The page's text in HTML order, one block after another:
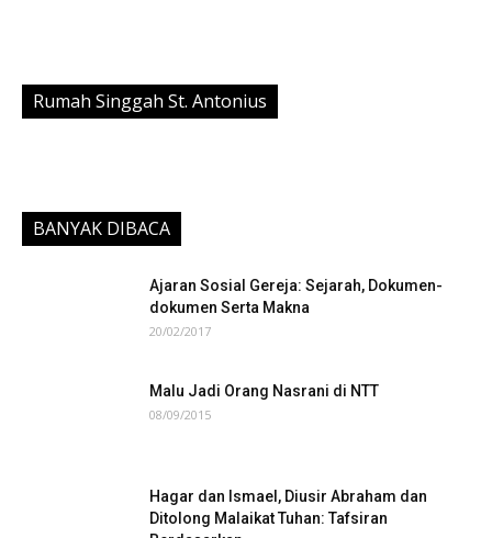
Rumah Singgah St. Antonius
BANYAK DIBACA
Ajaran Sosial Gereja: Sejarah, Dokumen-
dokumen Serta Makna
20/02/2017
Malu Jadi Orang Nasrani di NTT
08/09/2015
Hagar dan Ismael, Diusir Abraham dan
Ditolong Malaikat Tuhan: Tafsiran